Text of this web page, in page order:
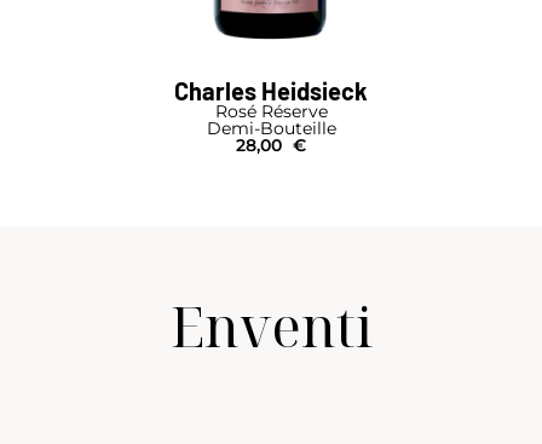
Charles Heidsieck
Rosé Réserve
Demi-Bouteille
28,00 €
Enventi